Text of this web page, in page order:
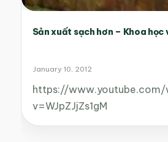
Sản xuất sạch hơn – Khoa học
January 10, 2012
https://www.youtube.com/
v=WJpZJjZs1gM